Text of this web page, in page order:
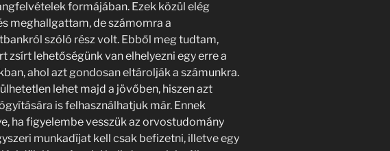
formájában. Ezek közül elég
meghallgattam, de számomra a
szóló rész volt. Ebből meg tudtam,
zsírt lehetőségünk van elhelyezni egy erre a
ahol azt gondosan eltárolják a számunkra.
lehet majd a jövőben, hiszen azt
is felhasználhatjuk már. Ennek
ha figyelembe vesszük az orvostudomány
munkadíjat kell csak befizetni, illetve egy